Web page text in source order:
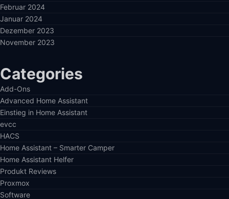
Februar 2024
Januar 2024
Dezember 2023
November 2023
Categories
Add-Ons
Advanced Home Assistant
Einstieg in Home Assistant
evcc
HACS
Home Assistant – Smarter Camper
Home Assistant Helfer
Produkt Reviews
Proxmox
Software